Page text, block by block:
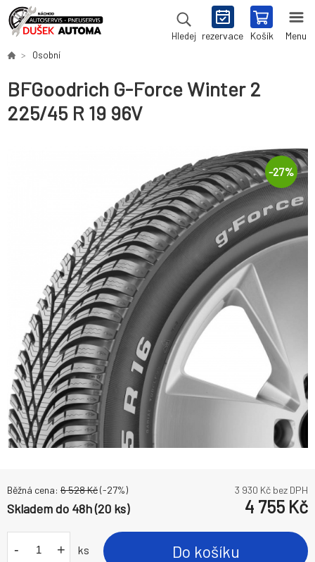
Hledej rezervace Košík Menu
Osobní
BFGoodrich G-Force Winter 2
225/45 R 19 96V
-27%
Běžná cena: 6 528Kč(-27%) 3 930 Kč bez DPH
Skladem do 48h (20 ks) 4 755 Kč
- + ks Do košíku